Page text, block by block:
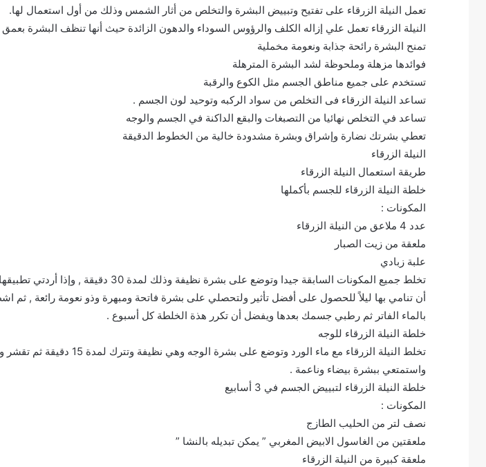
تعمل النيلة الزرقاء على تفتيح وتبييض البشرة والتخلص من أثار الشمس وذلك من أول استعمال لها.
النيلة الزرقاء تعمل علي إزاله الكلف والرؤوس السوداء والدهون الزائدة حيث أنها تنظف البشرة
تمنح البشرة رائحة جذابة ونعومة مخملية
فوائدها مزهلة وملحوظة لشد البشرة المترهلة
تستخدم على جميع مناطق الجسم مثل الكوع والرقبة
تساعد النيلة الزرقاء فى التخلص من سواد الركبه وتوحيد لون الجسم .
تساعد في التخلص نهائيا من التصبغات والبقع الداكنة في الجسم والوجه
تعطي بشرتك نضارة وإشراق وبشرة مشدودة خالية من الخطوط الدقيقة
النيلة الزرقاء
طريقة استعمال النيلة الزرقاء
خلطة النيلة الزرقاء للجسم بأكملها
المكونات :
عدد 4 ملاعق من النيلة الزرقاء
ملعقة من زيت الصبار
علبة زبادي
تخلط جميع المكونات السابقة جيدا وتوضع على بشرة نظيفة
أن تنامي بها ليلاً للحصول على أفضل تأثير ولتحصلي على بشرة فاتحة ومبهرة وذو نعومة رائعة , ثم
بالماء الفاتر ثم رطبي جسمك بعدها ويفضل أن تكرر هذة الخلطة كل أسبوع .
خلطة النيلة الزرقاء للوجه
تخلط النيلة الزرقاء مع ماء الورد وتوضع على بشرة
واستمتعي ببشرة بيضاء وناعمة .
خلطة النيلة الزرقاء لتبييض الجسم في 3 أسابيع
المكونات :
نصف لتر من الحليب الطازج
ملعقتين من الغاسول الابيض المغربي ” يمكن تبديله بالنشا ”
ملعقة كبيرة من النيلة الزرقاء